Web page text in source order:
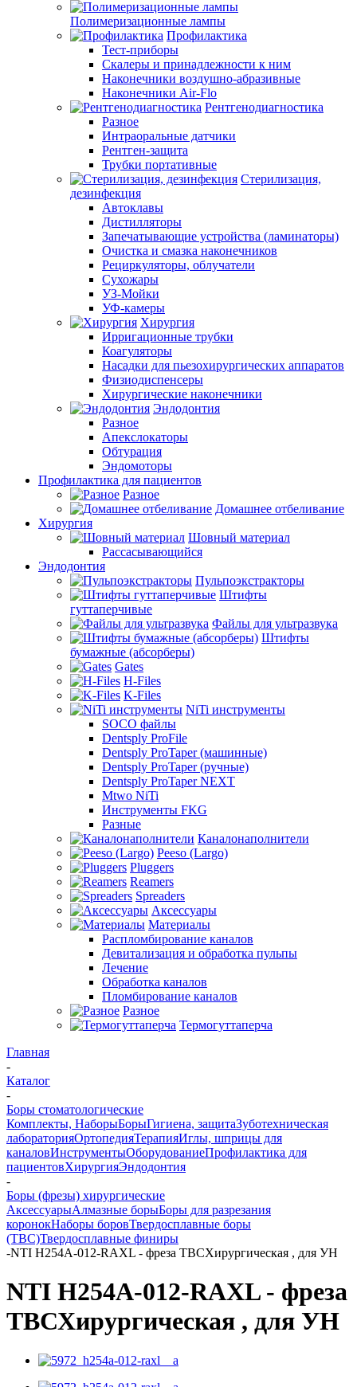
Полимеризационные лампы
Профилактика
Тест-приборы
Скалеры и принадлежности к ним
Наконечники воздушно-абразивные
Наконечники Air-Flo
Рентгенодиагностика
Разное
Интраоральные датчики
Рентген-защита
Трубки портативные
Стерилизация,
дезинфекция
Автоклавы
Дистилляторы
Запечатывающие устройства (ламинаторы)
Очистка и смазка наконечников
Рециркуляторы, облучатели
Сухожары
УЗ-Мойки
УФ-камеры
Хирургия
Ирригационные трубки
Коагуляторы
Насадки для пьезохирургических аппаратов
Физиодиспенсеры
Хирургические наконечники
Эндодонтия
Разное
Апекслокаторы
Обтурация
Эндомоторы
Профилактика для пациентов
Разное
Домашнее отбеливание
Хирургия
Шовный материал
Рассасывающийся
Эндодонтия
Пульпоэкстракторы
Штифты
гуттаперчивые
Файлы для ультразвука
Штифты
бумажные (абсорберы)
Gates
H-Files
K-Files
NiTi инструменты
SOCO файлы
Dentsply ProFile
Dentsply ProTaper (машинные)
Dentsply ProTaper (ручные)
Dentsply ProTaper NEXT
Mtwo NiTi
Инструменты FKG
Разные
Каналонаполнители
Peeso (Largo)
Pluggers
Reamers
Spreaders
Аксессуары
Материалы
Распломбирование каналов
Девитализация и обработка пульпы
Лечение
Обработка каналов
Пломбирование каналов
Разное
Термогуттаперча
Главная
-
Каталог
-
Боры стоматологические
Комплекты, НаборыБорыГигиена, защитаЗуботехническая
лабораторияОртопедияТерапияИглы, шприцы для
каналовИнструментыОборудованиеПрофилактика для
пациентовХирургияЭндодонтия
-
Боры (фрезы) хирургические
АксессуарыАлмазные борыБоры для разрезания
коронокНаборы боровТвердосплавные боры
(ТВС)Твердосплавные финиры
-NTI H254A-012-RAXL - фреза ТВСХирургическая , для УН
NTI H254A-012-RAXL - фреза
ТВСХирургическая , для УН